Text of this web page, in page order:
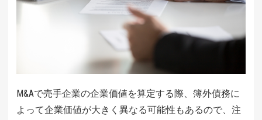
M&Aで売手企業の企業価値を算定する際、簿外債務に
よって企業価値が大きく異なる可能性もあるので、注